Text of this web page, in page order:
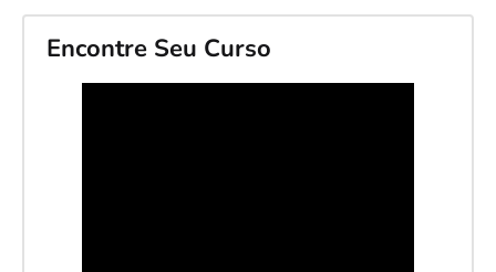
Encontre Seu Curso